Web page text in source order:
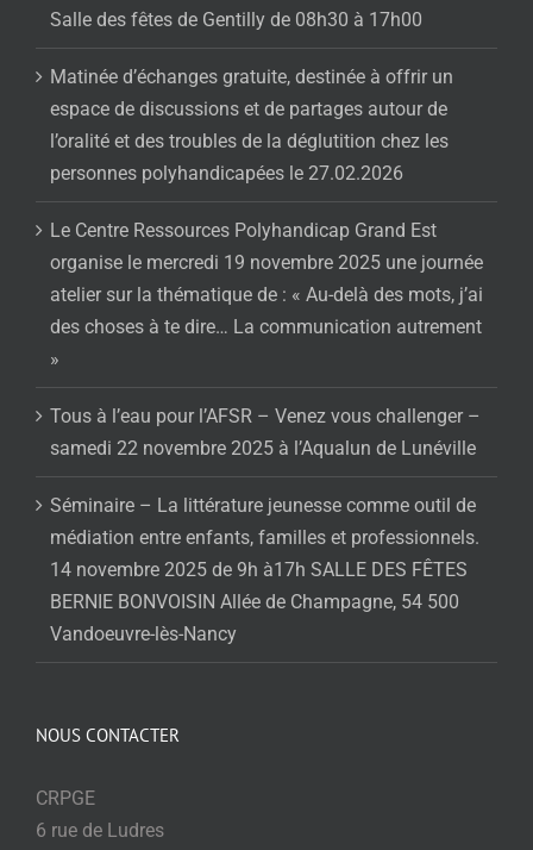
Salle des fêtes de Gentilly de 08h30 à 17h00
Matinée d’échanges gratuite, destinée à offrir un
espace de discussions et de partages autour de
l’oralité et des troubles de la déglutition chez les
personnes polyhandicapées le 27.02.2026
Le Centre Ressources Polyhandicap Grand Est
organise le mercredi 19 novembre 2025 une journée
atelier sur la thématique de : « Au-delà des mots, j’ai
des choses à te dire… La communication autrement
»
Tous à l’eau pour l’AFSR – Venez vous challenger –
samedi 22 novembre 2025 à l’Aqualun de Lunéville
Séminaire – La littérature jeunesse comme outil de
médiation entre enfants, familles et professionnels.
14 novembre 2025 de 9h à17h SALLE DES FÊTES
BERNIE BONVOISIN Allée de Champagne, 54 500
Vandoeuvre-lès-Nancy
NOUS CONTACTER
CRPGE
6 rue de Ludres